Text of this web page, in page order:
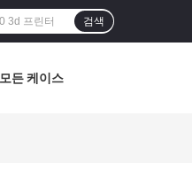
검색
모든 케이스